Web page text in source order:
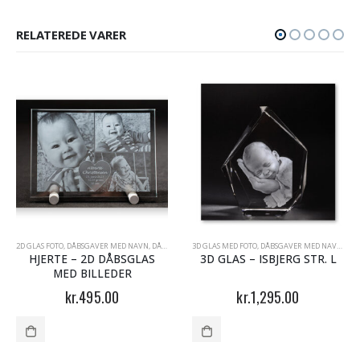
RELATEREDE VARER
- GAVE TIL DÅB OG NAVNGIVNING,GAVE TIL BARNEDÅBEN - DÅBSGLAS
2D GLAS FOTO, DÅBSGAVER MED NAVN, DÅBSGAVER TIL DRENGE , DÅBSGAVER TIL PIGER,DÅBSGLAS
HJERTE – 2D DÅBSGLAS
MED BILLEDER
kr.495.00
3D GLAS MED FOTO, DÅBSGAVER MED NAVN
3D GLAS – ISBJERG STR. L
kr.1,295.00